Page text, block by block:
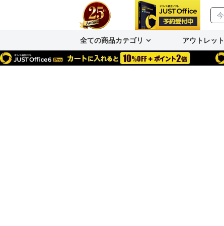
全ての商品カテゴリ アウトレット